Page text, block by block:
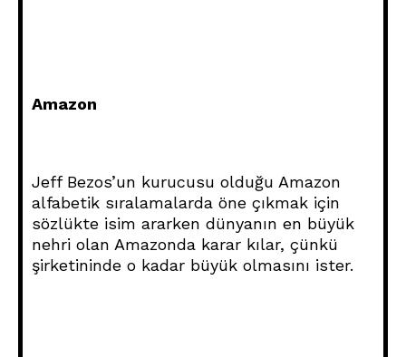
Amazon
Jeff Bezos’un kurucusu olduğu Amazon
alfabetik sıralamalarda öne çıkmak için
sözlükte isim ararken dünyanın en büyük
nehri olan Amazonda karar kılar, çünkü
şirketininde o kadar büyük olmasını ister.